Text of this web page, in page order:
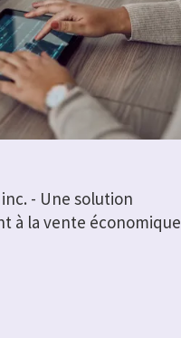
- Une solution
à la vente